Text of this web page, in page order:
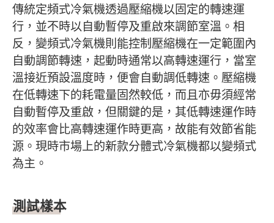
傳統定頻式冷氣機透過壓縮機以固定的轉速運
行，並不時以自動暫停及重啟來調節室溫。相
反，變頻式冷氣機則能控制壓縮機在一定範圍內
自動調節轉速，起動時通常以高轉速運行，當室
溫接近預設溫度時，便會自動調低轉速。壓縮機
在低轉速下的耗電量固然較低，而且亦毋須經常
自動暫停及重啟，但關鍵的是，其低轉速運作時
的效率會比高轉速運作時更高，故能有效節省能
源。現時市場上的新款分體式冷氣機都以變頻式
為主。
測試樣本